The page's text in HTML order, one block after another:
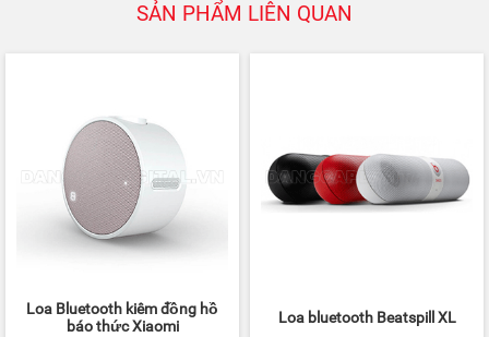
SẢN PHẨM LIÊN QUAN
Loa Bluetooth kiêm đồng hồ
báo thức Xiaomi
Loa bluetooth Beatspill XL